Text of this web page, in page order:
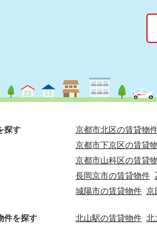
探す
京都市北区の賃貸物
京都市下京区の賃貸
京都市山科区の賃貸
長岡京市の賃貸物件
城陽市の賃貸物件 京
件を探す 北山駅の賃貸物件 北